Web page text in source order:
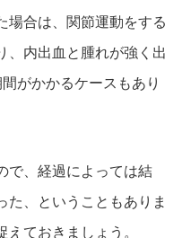
場合は、関節運動をする
、内出血と腫れが強く出
がかかるケースもあり
で、経過によっては結
た、ということもありま
ておきましょう。